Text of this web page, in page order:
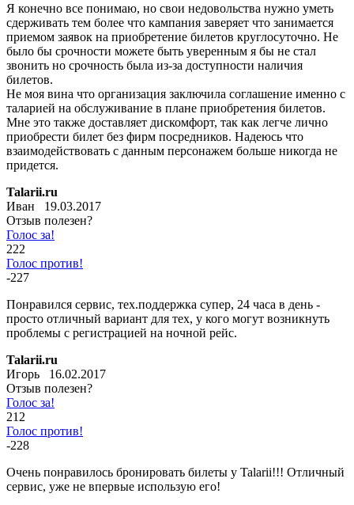
Я конечно все понимаю, но свои недовольства нужно уметь
сдерживать тем более что кампания заверяет что занимается
приемом заявок на приобретение билетов круглосуточно. Не
было бы срочности можете быть уверенным я бы не стал
звонить но срочность была из-за доступности наличия
билетов.
Не моя вина что организация заключила соглашение именно с
таларией на обслуживание в плане приобретения билетов.
Мне это также доставляет дискомфорт, так как легче лично
приобрести билет без фирм посредников. Надеюсь что
взаимодействовать с данным персонажем больше никогда не
придется.
Talarii.ru
Иван 19.03.2017
Отзыв полезен?
Голос за!
222
Голос против!
-227
Понравился сервис, тех.поддержка супер, 24 часа в день -
просто отличный вариант для тех, у кого могут возникнуть
проблемы с регистрацией на ночной рейс.
Talarii.ru
Игорь 16.02.2017
Отзыв полезен?
Голос за!
212
Голос против!
-228
Очень понравилось бронировать билеты у Talarii!!! Отличный
сервис, уже не впервые использую его!